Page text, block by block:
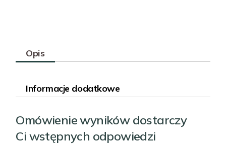
Opis
Informacje dodatkowe
Omówienie wyników dostarczy
Ci wstępnych odpowiedzi